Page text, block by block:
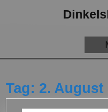
Tag: 2. August